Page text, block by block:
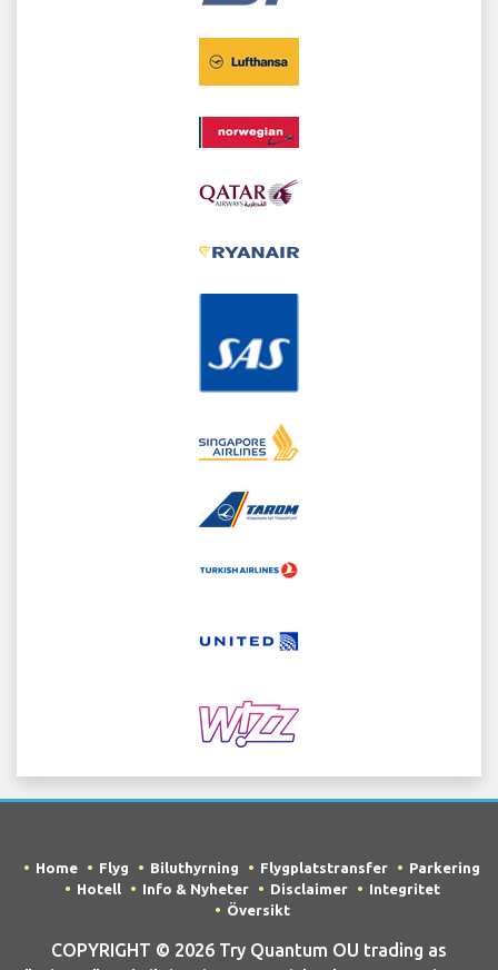
Home Flyg Biluthyrning Flygplatstransfer
Parkering
Hotell
Info & Nyheter Disclaimer
Integritet
Översikt
COPYRIGHT © 2026 Try Quantum OU trading as